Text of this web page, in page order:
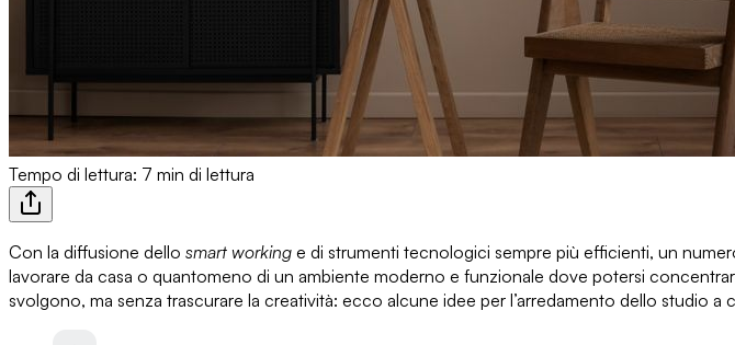
Tempo di lettura: 7 min di lettura
Con la diffusione dello smart working e di strumenti tecnologici sempre più efficienti, un
lavorare da casa o quantomeno di un ambiente moderno e funzionale dove potersi
svolgono, ma senza trascurare la creatività: ecco alcune idee per l’arredamento dello studio a